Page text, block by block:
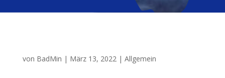
von BadMin | März 13, 2022| Allgemein